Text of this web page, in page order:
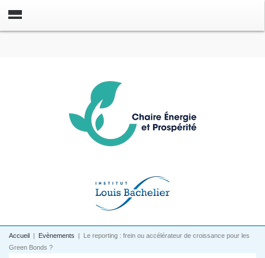
Accueil | Evènements | Le reporting : frein ou accélérateur de croissance pour les
Green Bonds ?